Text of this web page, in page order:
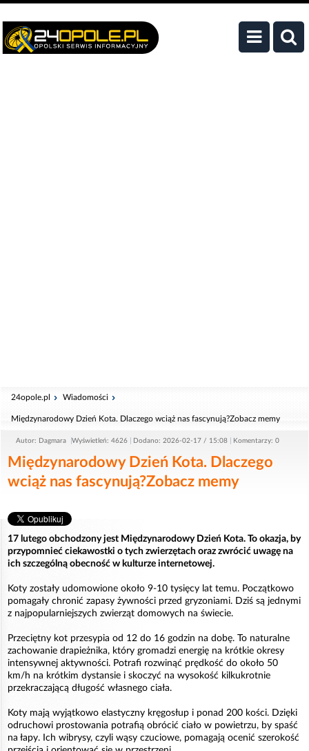
24opole.pl Wiadomości
Międzynarodowy Dzień Kota. Dlaczego wciąż nas fascynują?Zobacz memy
Autor: Dagmara Wyświetleń: 4626 Dodano: 2026-02-17 / 15:08 Komentarzy: 0
Międzynarodowy Dzień Kota. Dlaczego
wciąż nas fascynują?Zobacz memy
17 lutego obchodzony jest Międzynarodowy Dzień Kota. To okazja, by
przypomnieć ciekawostki o tych zwierzętach oraz zwrócić uwagę na
ich szczególną obecność w kulturze internetowej.
Koty zostały udomowione około 9-10 tysięcy lat temu. Początkowo
pomagały chronić zapasy żywności przed gryzoniami. Dziś są jednymi
z najpopularniejszych zwierząt domowych na świecie.
Przeciętny kot przesypia od 12 do 16 godzin na dobę. To naturalne
zachowanie drapieżnika, który gromadzi energię na krótkie okresy
intensywnej aktywności. Potrafi rozwinąć prędkość do około 50
km/h na krótkim dystansie i skoczyć na wysokość kilkukrotnie
przekraczającą długość własnego ciała.
Koty mają wyjątkowo elastyczny kręgosłup i ponad 200 kości. Dzięki
odruchowi prostowania potrafią obrócić ciało w powietrzu, by spaść
na łapy. Ich wibrysy, czyli wąsy czuciowe, pomagają ocenić szerokość